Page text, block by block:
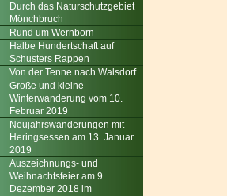
Durch das Naturschutzgebiet
Mönchbruch
Rund um Wernborn
Halbe Hundertschaft auf
Schusters Rappen
Von der Tenne nach Walsdorf
Große und kleine
Winterwanderung vom 10.
Februar 2019
Neujahrswanderungen mit
Heringsessen am 13. Januar
2019
Auszeichnungs- und
Weihnachtsfeier am 9.
Dezember 2018 im